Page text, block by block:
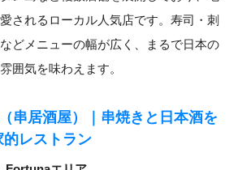
されるローカル人気店です。寿司・刺
どメニューの幅が広く、まるで日本の
囲気を味わえます。
串居酒屋）｜串焼きと日本酒を
レストラン